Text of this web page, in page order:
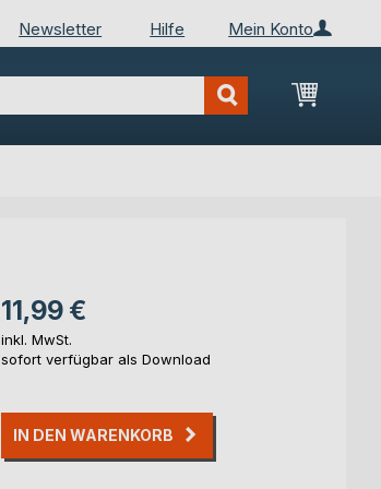
Mein Konto
Newsletter Hilfe
Mein
11,99 €
inkl. MwSt.
sofort verfügbar als Download
IN DEN WARENKORB